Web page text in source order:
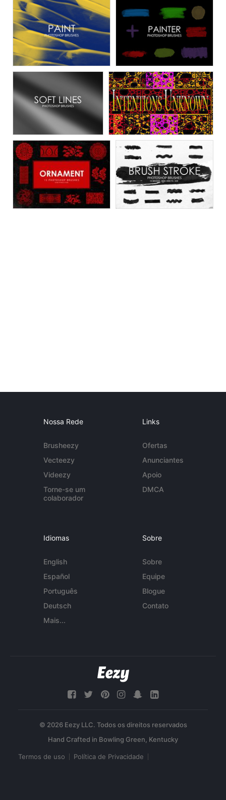
Nossa Rede
Brusheezy
Vecteezy
Videezy
Torne-se um
colaborador
Links
Ofertas
Anunciantes
Apoio
DMCA
Idiomas
English
Español
Português
Deutsch
Mais...
Sobre
Sobre
Equipe
Blogue
Contato
© 2026 Eezy LLC. Todos os direitos reservados
Termos de uso Política de Privacidade